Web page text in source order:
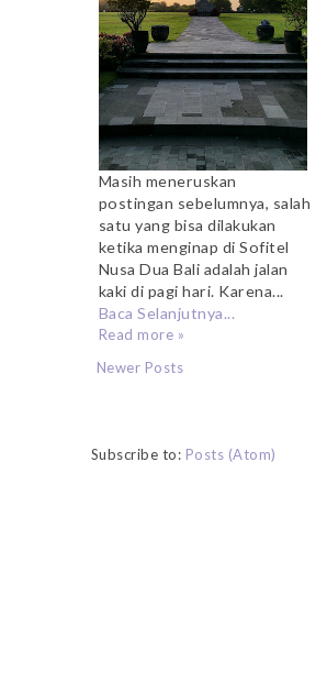
Masih meneruskan
postingan sebelumnya, salah
satu yang bisa dilakukan
ketika menginap di Sofitel
Nusa Dua Bali adalah jalan
kaki di pagi hari. Karena...
Baca Selanjutnya...
Read more »
Newer Posts
Subscribe to: Posts (Atom)